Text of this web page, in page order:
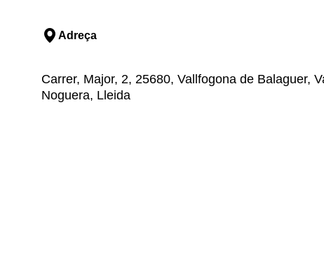
Adreça
Carrer, Major, 2, 25680, Vallfogona de Balaguer,
Noguera, Lleida